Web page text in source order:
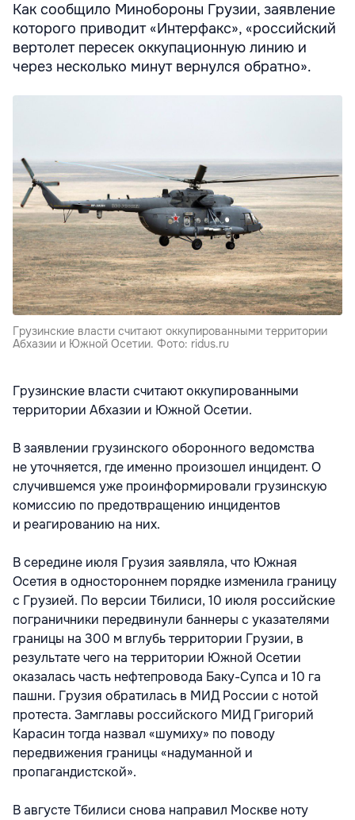
Как сообщило Минобороны Грузии, заявление
которого приводит «Интерфакс», «российский
вертолет пересек оккупационную линию и
через несколько минут вернулся обратно».
Грузинские власти считают оккупированными территории
Абхазии и Южной Осетии. Фото: ridus.ru
Грузинские власти считают оккупированными
территории Абхазии и Южной Осетии.
В заявлении грузинского оборонного ведомства
не уточняется, где именно произошел инцидент. О
случившемся уже проинформировали грузинскую
комиссию по предотвращению инцидентов
и реагированию на них.
В середине июля Грузия заявляла, что Южная
Осетия в одностороннем порядке изменила границу
с Грузией. По версии Тбилиси, 10 июля российские
пограничники передвинули баннеры с указателями
границы на 300 м вглубь территории Грузии, в
результате чего на территории Южной Осетии
оказалась часть нефтепровода Баку-Супса и 10 га
пашни. Грузия обратилась в МИД России с нотой
протеста. Замглавы российского МИД Григорий
Карасин тогда назвал «шумиху» по поводу
передвижения границы «надуманной и
пропагандистской».
В августе Тбилиси снова направил Москве ноту